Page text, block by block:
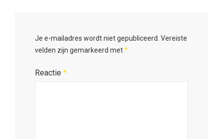
Je e-mailadres wordt niet gepubliceerd. Vereiste
velden zijn gemarkeerd met*
Reactie *